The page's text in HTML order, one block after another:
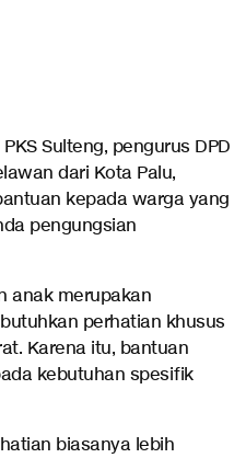
Sulteng, pengurus DPD
dari Kota Palu,
kepada warga yang
pengungsian
anak merupakan
perhatian khusus
Karena itu, bantuan
kebutuhan spesifik
biasanya lebih